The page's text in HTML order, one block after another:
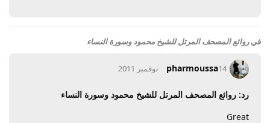
فيروائع المصحف المرتل للشيخ محمود وسورة النساء
pharmoussa14 نوفمبر 2011
رد: روائع المصحف المرتل للشيخ محمود وسورة النساء
Great